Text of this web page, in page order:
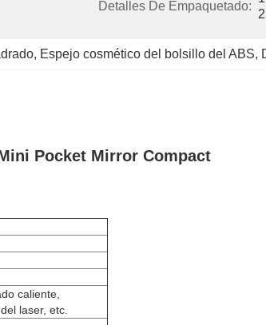
Detalles De Empaquetado:
, Espejo cosmético del bolsillo del ABS,
Pocket Mirror Compact
caliente,
laser, etc.